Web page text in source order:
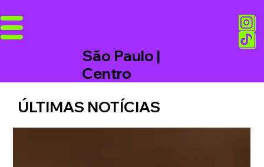
São Paulo |
Centro
ÚLTIMAS NOTÍCIAS